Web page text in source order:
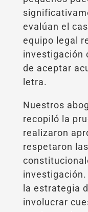
evalúan el
equipo legal
investigación
de aceptar
letra.
Nuestros
recopiló la
realizaron
respetaron
la estrategia
involucrar